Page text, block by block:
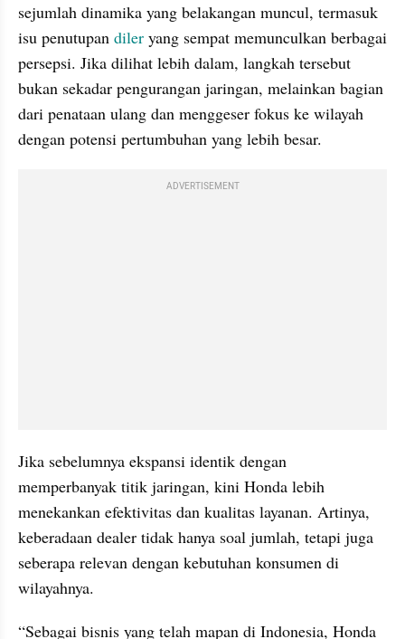
sejumlah dinamika yang belakangan muncul, termasuk
isu penutupan diler yang sempat memunculkan berbagai
persepsi. Jika dilihat lebih dalam, langkah tersebut
bukan sekadar pengurangan jaringan, melainkan bagian
dari penataan ulang dan menggeser fokus ke wilayah
dengan potensi pertumbuhan yang lebih besar.
ADVERTISEMENT
Jika sebelumnya ekspansi identik dengan
memperbanyak titik jaringan, kini Honda lebih
menekankan efektivitas dan kualitas layanan. Artinya,
keberadaan dealer tidak hanya soal jumlah, tetapi juga
seberapa relevan dengan kebutuhan konsumen di
wilayahnya.
“Sebagai bisnis yang telah mapan di Indonesia, Honda